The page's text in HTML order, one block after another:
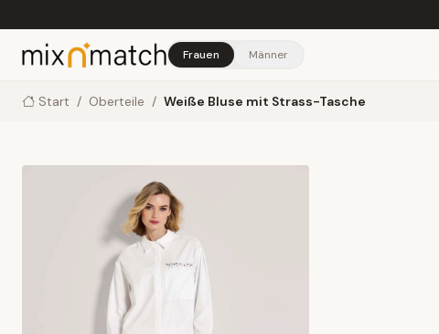
Frauen Männer
Start / Oberteile / Weiße Bluse mit Strass-Tasche